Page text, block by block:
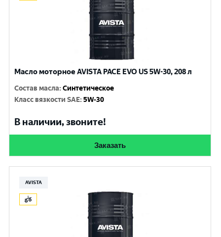
Масло моторное AVISTA PACE EVO US 5W-30, 208 л
Состав масла:Синтетическое
Класс вязкости SAE:5W-30
В наличии, звоните!
Заказать
AVISTA